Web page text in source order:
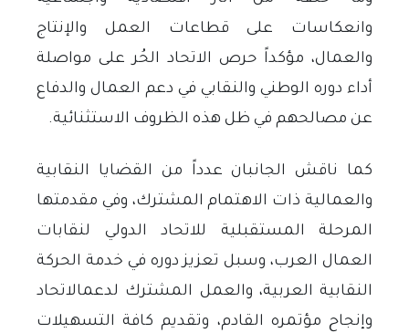
وانعكاسات على قطاعات العمل والإنتاج
والعمال، مؤكداً حرص الاتحاد الحُر على مواصلة
أداء دوره الوطني والنقابي في دعم العمال والدفاع
عن مصالحهم في ظل هذه الظروف الاستثنائية.
كما ناقش الجانبان عدداً من القضايا النقابية
والعمالية ذات الاهتمام المشترك، وفي مقدمتها
المرحلة المستقبلية للاتحاد الدولي لنقابات
العمال العرب، وسبل تعزيز دوره في خدمة الحركة
النقابية العربية، والعمل المشترك لدعمالاتحاد
وإنجاح مؤتمره القادم، وتقديم كافة التسهيلات